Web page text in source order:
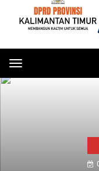
Toggle
navigation